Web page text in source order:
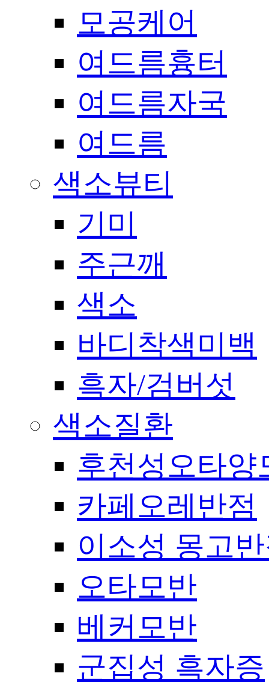
모공케어
여드름흉터
여드름자국
여드름
색소뷰티
기미
주근깨
색소
바디착색미백
흑자/검버섯
색소질환
후천성오타양
카페오레반점
이소성 몽고
오타모반
베커모반
군집성 흑자증